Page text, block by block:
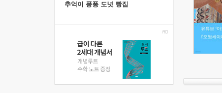
추억이 퐁퐁 도넛 빵집